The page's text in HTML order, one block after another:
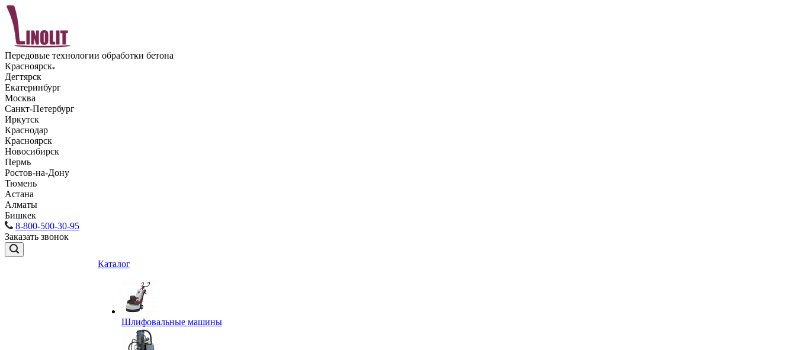
Передовые технологии обработки бетона
Красноярск
Дегтярск
Екатеринбург
Москва
Санкт-Петербург
Иркутск
Краснодар
Красноярск
Новосибирск
Пермь
Ростов-на-Дону
Тюмень
Астана
Алматы
Бишкек
8-800-500-30-95
Заказать звонок
Каталог
Шлифовальные машины